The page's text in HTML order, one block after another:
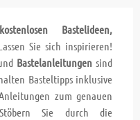
kostenlosen Bastelideen,
Sie sich inspirieren!
Bastelanleitungensind
Basteltipps inklusive
zum genauen
Sie durch die